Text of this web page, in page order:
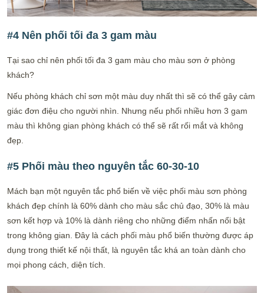
#4 Nên phối tối đa 3 gam màu
Tại sao chỉ nên phối tối đa 3 gam màu cho màu sơn ở phòng
khách?
Nếu phòng khách chỉ sơn một màu duy nhất thì sẽ có thể gây cảm
giác đơn điệu cho người nhìn. Nhưng nếu phối nhiều hơn 3 gam
màu thì không gian phòng khách có thể sẽ rất rối mắt và không
đẹp.
#5 Phối màu theo nguyên tắc 60-30-10
Mách bạn một nguyên tắc phổ biến về việc phối màu sơn phòng
khách đẹp chính là 60% dành cho màu sắc chủ đạo, 30% là màu
sơn kết hợp và 10% là dành riêng cho những điểm nhấn nổi bật
trong không gian. Đây là cách phối màu phổ biến thường được áp
dụng trong thiết kế nội thất, là nguyên tắc khá an toàn dành cho
mọi phong cách, diện tích.